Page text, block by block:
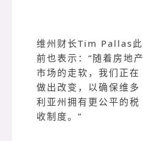
维州财长Tim Pallas此
前也表示：“随着房地产
市场的走软，我们正在
做出改变，以确保维多
利亚州拥有更公平的税
收制度。”